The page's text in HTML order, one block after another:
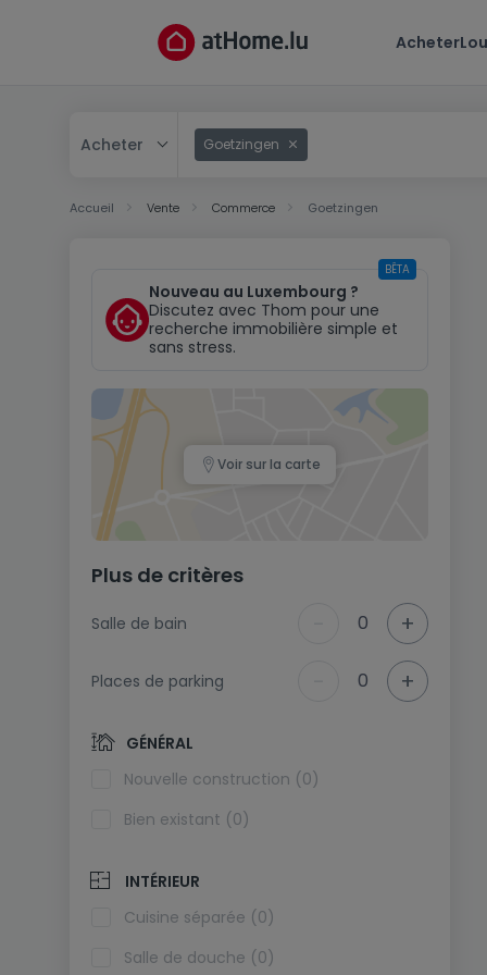
Acheter
Acheter Goetzingen
Accueil Vente Commerce Goetzingen
Nouveau au Luxembourg ?
Discutez avec Thom pour une
recherche immobilière simple et
sans stress.
BÊTA
Voir sur la carte
Plus de critères
Salle de bain 0 +
Places de parking 0 +
GÉNÉRAL
Nouvelle construction (0)
Bien existant (0)
INTÉRIEUR
Cuisine séparée (0)
Salle de douche (0)